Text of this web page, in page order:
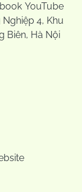
YouTube
4, Khu
Biên, Hà Nội